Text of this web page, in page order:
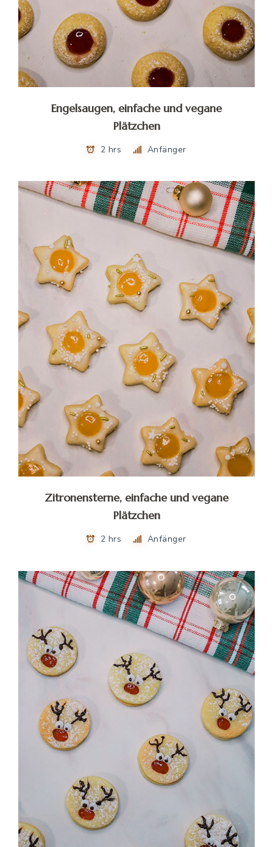
Engelsaugen, einfache und vegane
Plätzchen
2 hrs Anfänger
Zitronensterne, einfache und vegane
Plätzchen
2 hrs Anfänger